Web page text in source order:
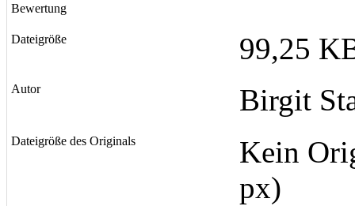
Bewertung
Dateigröße 99,25
Autor Birgit
Dateigröße des Originals
Kein
px)